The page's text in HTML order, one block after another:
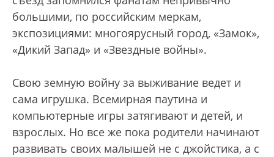
большими, по российским меркам,
экспозициями: многоярусный город, «Замок»,
«Дикий Запад» и «Звездные войны».
Свою земную войну за выживание ведет и
сама игрушка. Всемирная паутина и
компьютерные игры затягивают и детей, и
взрослых. Но все же пока родители начинают
развивать своих малышей не с джойстика, а с